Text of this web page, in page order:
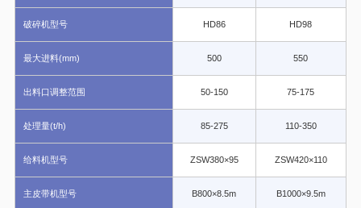
破碎机型号 HD86 HD98
最大进料(mm) 500 550
出料口调整范围 50-150 75-175
处理量(t/h) 85-275 110-350
给料机型号 ZSW380×95 ZSW420×110
主皮带机型号 B800×8.5m B1000×9.5m